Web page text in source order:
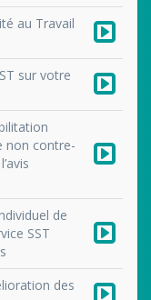
au Travail
sur votre
non contre-
de
SST
des